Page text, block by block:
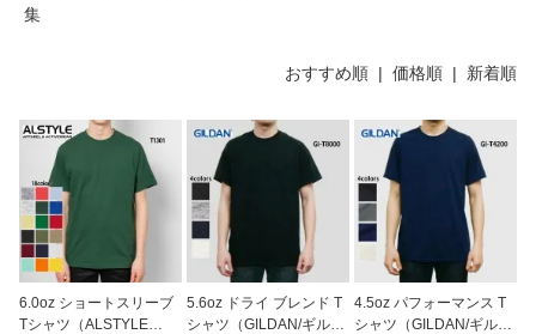
集
おすすめ順 | 価格順 | 新着順
6.0oz ショートスリーブ
Tシャツ（ALSTYLE
5.6oz ドライ ブレンド T
シャツ（GILDAN/ギルダ
4.5oz パフォーマンス T
シャツ（GILDAN/ギルダ